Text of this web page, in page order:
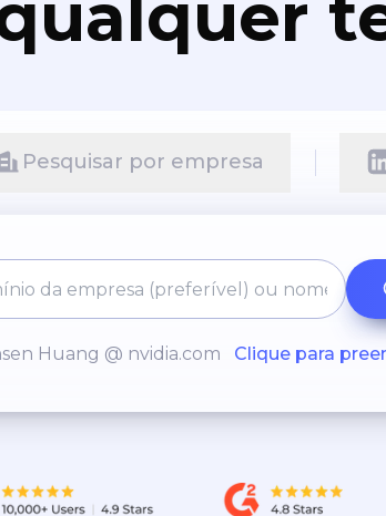
Pesquisar por empresa
Huang @ nvidia.com Clique para